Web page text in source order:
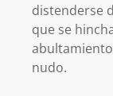
distenderse
que se
nudo.